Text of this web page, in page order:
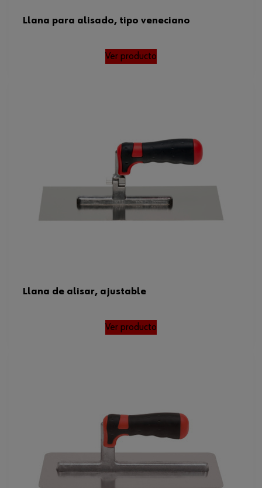
Llana para alisado, tipo veneciano
Ver producto
Llana de alisar, ajustable
Ver producto